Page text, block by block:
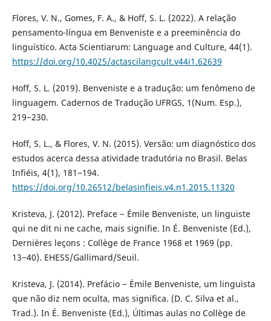
Flores, V. N., Gomes, F. A., & Hoff, S. L. (2022). A relação
pensamento-língua em Benveniste e a preeminência do
linguístico. Acta Scientiarum: Language and Culture, 44(1).
https://doi.org/10.4025/actascilangcult.v44i1.62639
Hoff, S. L. (2019). Benveniste e a tradução: um fenômeno de
linguagem. Cadernos de Tradução UFRGS, 1(Num. Esp.),
219−230.
Hoff, S. L., & Flores, V. N. (2015). Versão: um diagnóstico dos
estudos acerca dessa atividade tradutória no Brasil. Belas
Infiéis, 4(1), 181−194.
https://doi.org/10.26512/belasinfieis.v4.n1.2015.11320
Kristeva, J. (2012). Preface − Émile Benveniste, un linguiste
qui ne dit ni ne cache, mais signifie. In É. Benveniste (Ed.),
Dernières leçons : Collège de France 1968 et 1969 (pp.
13−40). EHESS/Gallimard/Seuil.
Kristeva, J. (2014). Prefácio − Émile Benveniste, um linguista
que não diz nem oculta, mas significa. (D. C. Silva et al.,
Trad.). In É. Benveniste (Ed.), Últimas aulas no Collège de